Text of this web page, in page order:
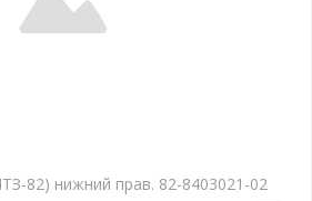
82) нижний прав. 82-8403021-02